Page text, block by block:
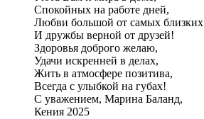
Спокойных на работе дней,
Любви большой от самых близких
И дружбы верной от друзей!
Здоровья доброго желаю,
Удачи искренней в делах,
Жить в атмосфере позитива,
Всегда с улыбкой на губах!
С уважением, Марина Баланд,
Кения 2025